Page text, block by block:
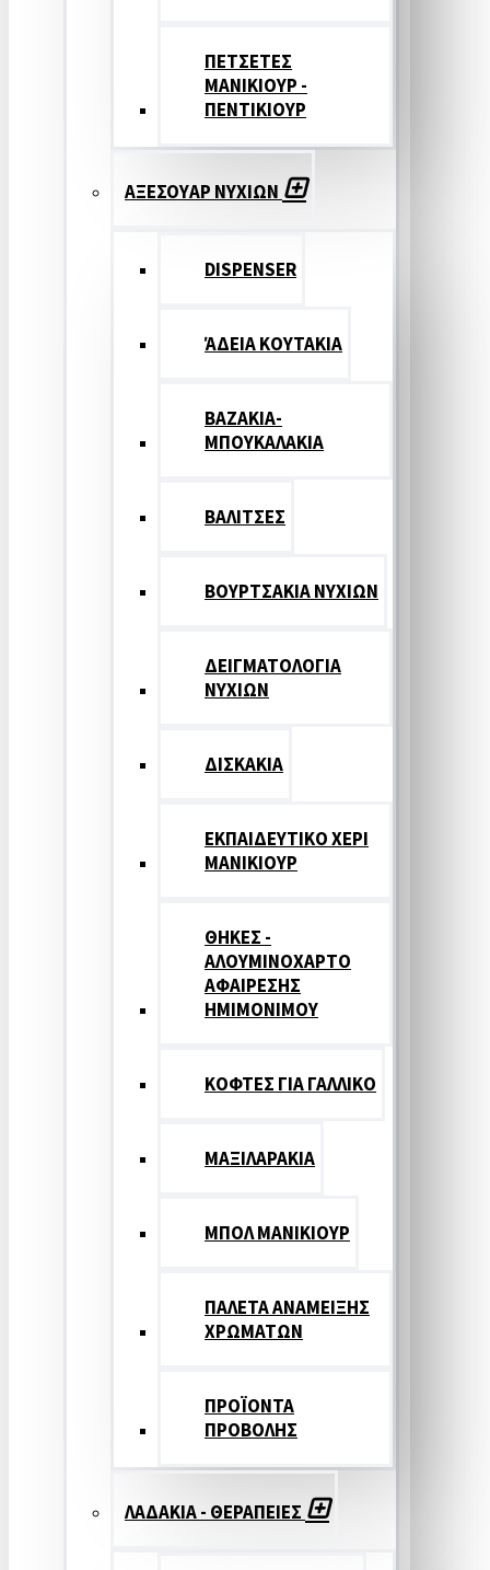
ΠΕΤΣΕΤΕΣ
ΜΑΝΙΚΙΟΥΡ -
ΠΕΝΤΙΚΙΟΥΡ
ΑΞΕΣΟΥΑΡ ΝΥΧΙΩΝ
DISPENSER
ΆΔΕΙΑ ΚΟΥΤΑΚΙΑ
ΒΑΖΑΚΙΑ-
ΜΠΟΥΚΑΛΑΚΙΑ
ΒΑΛΙΤΣΕΣ
ΒΟΥΡΤΣΑΚΙΑ ΝΥΧΙΩΝ
ΔΕΙΓΜΑΤΟΛΟΓΙΑ
ΝΥΧΙΩΝ
ΔΙΣΚΑΚΙΑ
ΕΚΠΑΙΔΕΥΤΙΚΟ ΧΕΡΙ
ΜΑΝΙΚΙΟΥΡ
ΘΗΚΕΣ -
ΑΛΟΥΜΙΝΟΧΑΡΤΟ
ΑΦΑΙΡΕΣΗΣ
ΗΜΙΜΟΝΙΜΟΥ
ΚΟΦΤΕΣ ΓΙΑ ΓΑΛΛΙΚΟ
ΜΑΞΙΛΑΡΑΚΙΑ
ΜΠΟΛ ΜΑΝΙΚΙΟΥΡ
ΠΑΛΕΤΑ ΑΝΑΜΕΙΞΗΣ
ΧΡΩΜΑΤΩΝ
ΠΡΟΪΟΝΤΑ
ΠΡΟΒΟΛΗΣ
ΛΑΔΑΚΙΑ - ΘΕΡΑΠΕΙΕΣ